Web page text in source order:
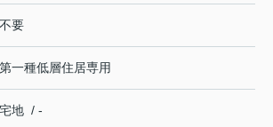
不要
第一種低層住居専用
宅地 / -